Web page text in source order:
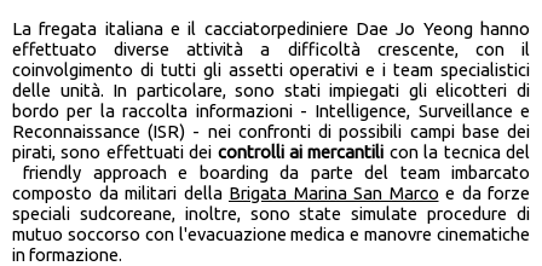
La fregata italiana e il cacciatorpediniere Dae Jo Yeong hanno
effettuato diverse attività a difficoltà crescente, con il
coinvolgimento di tutti gli assetti operativi e i team specialistici
delle unità. In particolare, sono stati impiegati gli elicotteri di
bordo per la raccolta informazioni - Intelligence, Surveillance e
Reconnaissance (ISR) - nei confronti di possibili campi base dei
pirati, sono effettuati dei controlli ai mercantili con la tecnica del
friendly approach e boarding da parte del team imbarcato
composto da militari della Brigata Marina San Marco e da forze
speciali sudcoreane, inoltre, sono state simulate procedure di
mutuo soccorso con l'evacuazione medica e manovre cinematiche
in formazione.